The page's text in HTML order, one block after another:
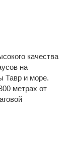
качества
на
Тавр и море.
метрах от